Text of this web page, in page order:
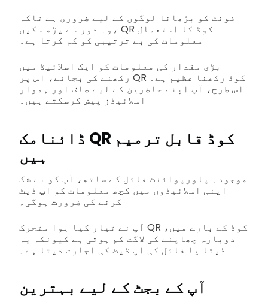
فونٹ کو بڑھانا لوگوں کے لیے ضروری ہے تاکہ
وہ دور سے پڑھ سکیں، QR کوڈ کا استعمال
معلومات کی بے ترتیبی کو کم کرتا ہے۔
بڑی مقدار کی معلومات کو ایک اسلائیڈ میں
رکھنے کی بجائے، اس پر QR کوڈ رکھنا عظیم ہے۔
اس طرح، آپ اپنے حاضرین کے لیے صاف اور ہموار
اسلائیڈز پیش کرسکتے ہیں۔
ڈائنامک QR کوڈ قابل ترمیم
ہیں
موجودہ پاورپوائنٹ فائل کے ساتھ، آپ کو بے شک
اپنی اسلائیڈوں میں کچھ معلومات کو اپ ڈیٹ
کرنے کی ضرورت ہوگی۔
آپ نے تیار کیا ہوا متحرک QR کوڈ کے بارے میں،
دوبارہ چھاپنے کی لاگت کم ہوتی ہے کیونکہ یہ
ڈیٹا یا فائل کی اپ ڈیٹ کی اجازت دیتا ہے۔
آپ کے بجٹ کے لیے بہترین